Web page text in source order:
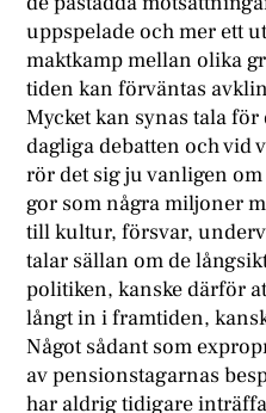
uppspelade och mer ett
maktkamp mellan olika
tiden kan förväntas
Mycket kan synas tala för
dagliga debatten och vid
rör det sig ju vanligen
gor som några miljoner
till kultur, försvar,
talar sällan om de
politiken, kanske därför
långt in i framtiden,
Något sådant som
av pensionstagarnas
har aldrig tidigare